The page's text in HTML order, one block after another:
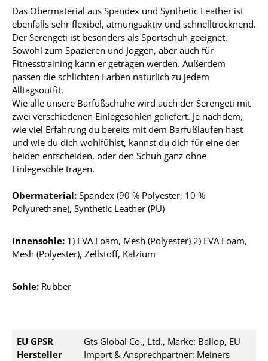
Das Obermaterial aus Spandex und Synthetic Leather ist
ebenfalls sehr flexibel, atmungsaktiv und schnelltrocknend.
Der Serengeti ist besonders als Sportschuh geeignet.
Sowohl zum Spazieren und Joggen, aber auch für
Fitnesstraining kann er getragen werden. Außerdem
passen die schlichten Farben natürlich zu jedem
Alltagsoutfit.
Wie alle unsere Barfußschuhe wird auch der Serengeti mit
zwei verschiedenen Einlegesohlen geliefert. Je nachdem,
wie viel Erfahrung du bereits mit dem Barfußlaufen hast
und wie du dich wohlfühlst, kannst du dich für eine der
beiden entscheiden, oder den Schuh ganz ohne
Einlegesohle tragen.
Obermaterial: Spandex (90 % Polyester, 10 %
Polyurethane), Synthetic Leather (PU)
Innensohle: 1) EVA Foam, Mesh (Polyester) 2) EVA Foam,
Mesh (Polyester), Zellstoff, Kalzium
Sohle: Rubber
EU GPSR
Hersteller
Gts Global Co., Ltd., Marke: Ballop, EU
Import & Ansprechpartner: Meiners